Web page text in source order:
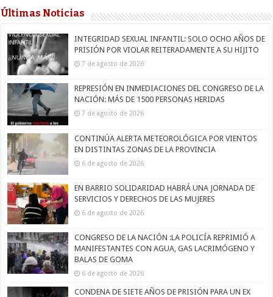
Últimas Noticias
INTEGRIDAD SEXUAL INFANTIL: SOLO OCHO AÑOS DE
PRISIÓN POR VIOLAR REITERADAMENTE A SU HIJITO
7 de agosto de 2026
REPRESIÓN EN INMEDIACIONES DEL CONGRESO DE LA
NACIÓN: MÁS DE 1500 PERSONAS HERIDAS
7 de agosto de 2026
CONTINÚA ALERTA METEOROLÓGICA POR VIENTOS
EN DISTINTAS ZONAS DE LA PROVINCIA
6 de agosto de 2026
EN BARRIO SOLIDARIDAD HABRÁ UNA JORNADA DE
SERVICIOS Y DERECHOS DE LAS MUJERES
6 de agosto de 2026
CONGRESO DE LA NACIÓN :LA POLICÍA REPRIMIÓ A
MANIFESTANTES CON AGUA, GAS LACRIMÓGENO Y
BALAS DE GOMA
6 de agosto de 2026
CONDENA DE SIETE AÑOS DE PRISIÓN PARA UN EX